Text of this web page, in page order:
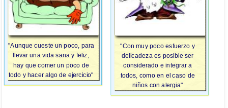
"Aunque cueste un poco, para
llevar una vida sana y feliz,
hay que comer un poco de
todo y hacer algo de ejercicio"
"Con muy poco esfuerzo y
delicadeza es posible ser
considerado e integrar a
todos, como en el caso de
niños con alergia"